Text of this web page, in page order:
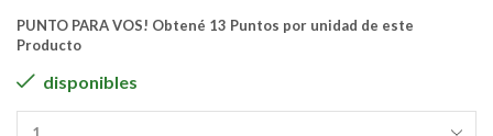
PUNTO PARA VOS! Obtené 13 Puntos por unidad de este
Producto
disponibles